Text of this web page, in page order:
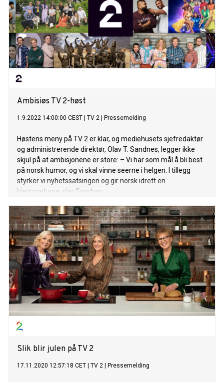
Ambisiøs TV 2-høst
1.9.2022 14:00:00 CEST TV 2 Pressemelding
Høstens meny på TV 2 er klar, og mediehusets sjefredaktør
og administrerende direktør, Olav T. Sandnes, legger ikke
skjul på at ambisjonene er store: – Vi har som mål å bli best
på norsk humor, og vi skal vinne seerne i helgen. I tillegg
styrker vi nyhetssatsingen og gir norsk idrett en
hjemmebane, sier Sandnes.
Slik blir julen på TV 2
17.11.2020 12:57:18 CET TV 2 Pressemelding